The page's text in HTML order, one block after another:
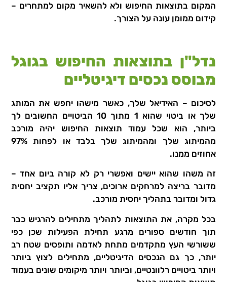
המקום בתוצאות החיפוש ולא להשאיר מקום למתחרים –
קידום ממומן עונה על הצורך.
נדל"ן בתוצאות החיפוש בגוגל
מבוסס נכסים דיגיטליים
לסיכום – האידיאל שלך, כאשר מישהו יחפש את המותג
שלך או ביטוי שהוא 1 מתוך 10 הביטויים החשובים לך
ביותר, הוא שכל עמוד תוצאות החיפוש יהיה מורכב
מהמיתוג שלך ומהמיתוג שלך בלבד או לפחות 97%
אחוזים ממנו.
זה משהו שהוא יישים ואפשרי רק לא קורה ביום אחד –
מדובר בריצה למרחקים ארוכים, צריך אליו תקציב יחסית
גדול ומדובר בתהליך יחסית מורכב.
בכל מקרה, את התוצאות לתהליך מתחילים להרגיש כבר
תוך חודשים ספורים מרגע תחילת הפעילות שכן כפי
ששורשי העץ מתקדמים מתחת לאדמה ותופסים שטח רב
יותר, כך גם הנכסים הדיגיטליים, מתחילים לצוץ ביותר
ויותר ביטויים רלוונטיים, וביותר ויותר מיקומים שונים בעמוד